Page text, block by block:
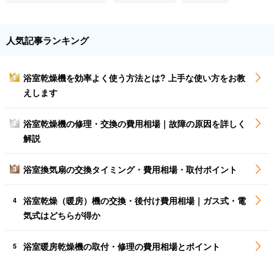
人気記事ランキング
1
浴室乾燥機を効率よく使う方法とは? 上手な使い方をお教
えします
2
浴室乾燥機の修理・交換の費用相場｜故障の原因を詳しく
解説
3 浴室換気扇の交換タイミング・費用相場・取付ポイント
4
浴室乾燥（暖房）機の交換・後付け費用相場｜ガス式・電
気式はどちらが得か
5 浴室暖房乾燥機の取付・修理の費用相場とポイント